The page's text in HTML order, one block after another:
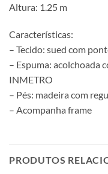
Altura: 1.25 m
Características:
– Tecido: sued com
– Espuma: acolchoada
INMETRO
– Pés: madeira com
– Acompanha frame
PRODUTOS